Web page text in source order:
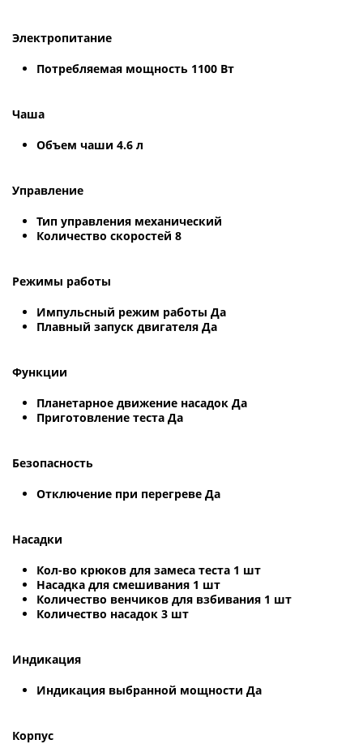
Электропитание
Потребляемая мощность 1100 Вт
Чаша
Объем чаши 4.6 л
Управление
Тип управления механический
Количество скоростей 8
Режимы работы
Импульсный режим работы Да
Плавный запуск двигателя Да
Функции
Планетарное движение насадок Да
Приготовление теста Да
Безопасность
Отключение при перегреве Да
Насадки
Кол-во крюков для замеса теста 1 шт
Насадка для смешивания 1 шт
Количество венчиков для взбивания 1 шт
Количество насадок 3 шт
Индикация
Индикация выбранной мощности Да
Корпус